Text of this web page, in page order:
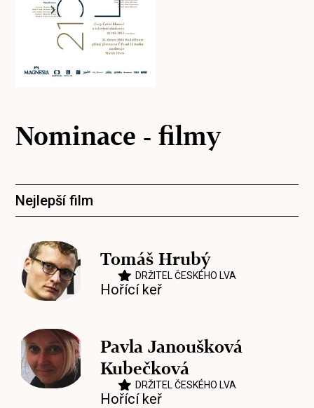
Nominace - filmy
Nejlepší film
Tomáš Hrubý
DRŽITEL ČESKÉHO LVA
Hořící keř
Pavla Janoušková
Kubečková
DRŽITEL ČESKÉHO LVA
Hořící keř